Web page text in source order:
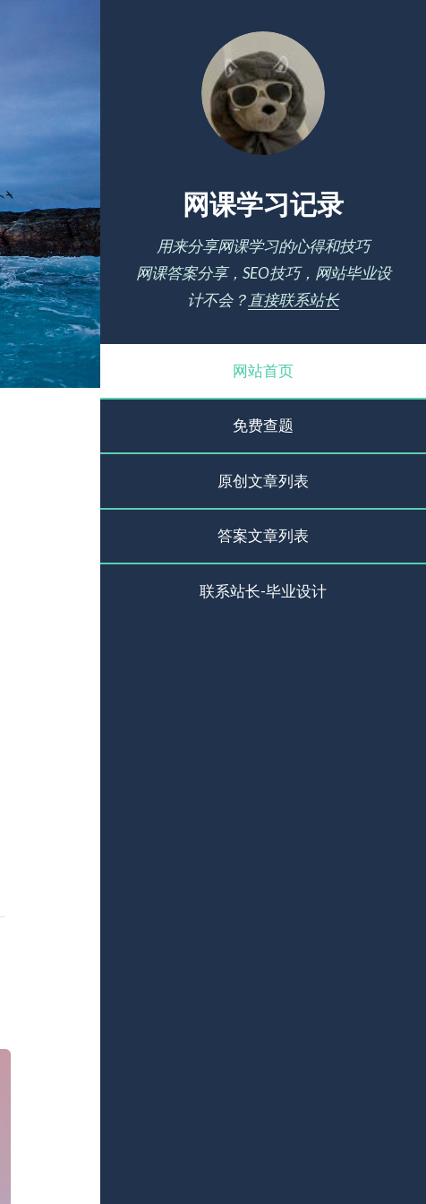
网课学习记录
用来分享网课学习的心得和技巧
网课答案分享，SEO技巧，网站毕业设
计不会？ 直接联系站长
网站首页
免费查题
原创文章列表
答案文章列表
联系站长-毕业设计